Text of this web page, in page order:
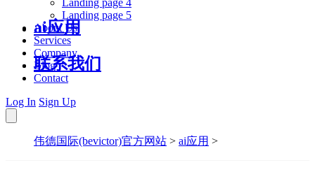
ai应用
联系我们
Landing page 4
Landing page 5
About Us
Services
Company
Blog
Contact
Log In Sign Up
伟德国际(bevictor)官方网站 > ai应用 >